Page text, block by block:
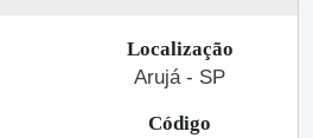
Localização
Arujá - SP
Código